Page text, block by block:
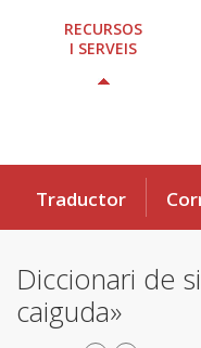
RECURSOS
I SERVEIS
Traductor
Diccionari de
caiguda»